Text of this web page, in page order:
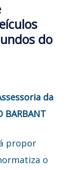
do
da
BARBANT
propor
o